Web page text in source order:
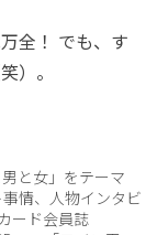
全！ でも、す
）。
と女」をテーマ
情、人物インタビ
ード会員誌